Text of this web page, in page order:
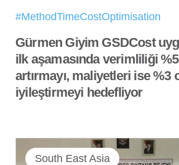
#MethodTimeCostOptimisation
Gürmen Giyim GSDCost
ilk aşamasında verimliliği
artırmayı, maliyetleri ise %3
iyileştirmeyi hedefliyor
South East Asia